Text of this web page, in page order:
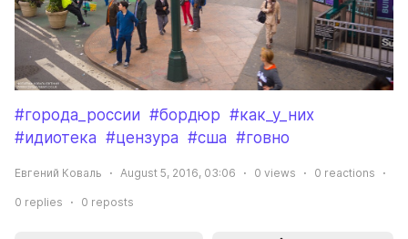
#города_россии #бордюр #как_у_них
#идиотека #цензура #сша #говно
Евгений Коваль August 5, 2016, 03:06 0 views 0 reactions
0 replies 0 reposts